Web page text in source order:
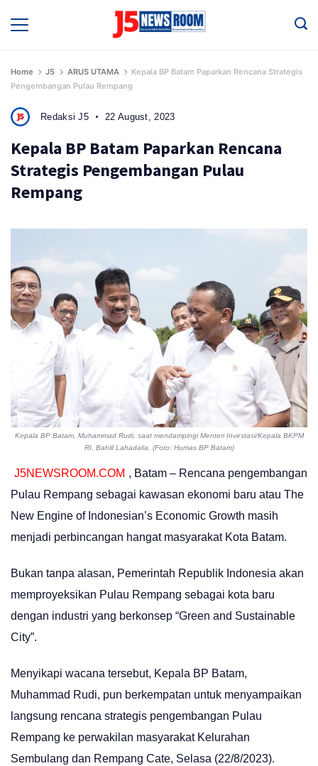
Home J5 ARUS UTAMA
Kepala BP Batam Paparkan Rencana Strategis
Pengembangan Pulau Rempang
Redaksi J5 22 August, 2023
Kepala BP Batam Paparkan Rencana
Strategis Pengembangan Pulau
Rempang
Kepala BP Batam, Muhammad Rudi, saat mendampingi Menteri Investasi/Kepala BKPM
RI, Bahlil Lahadalia. (Foto: Humas BP Batam)
J5NEWSROOM.COM , Batam – Rencana pengembangan
Pulau Rempang sebagai kawasan ekonomi baru atau The
New Engine of Indonesian’s Economic Growth masih
menjadi perbincangan hangat masyarakat Kota Batam.
Bukan tanpa alasan, Pemerintah Republik Indonesia akan
memproyeksikan Pulau Rempang sebagai kota baru
dengan industri yang berkonsep “Green and Sustainable
City”.
Menyikapi wacana tersebut, Kepala BP Batam,
Muhammad Rudi, pun berkempatan untuk menyampaikan
langsung rencana strategis pengembangan Pulau
Rempang ke perwakilan masyarakat Kelurahan
Sembulang dan Rempang Cate, Selasa (22/8/2023).